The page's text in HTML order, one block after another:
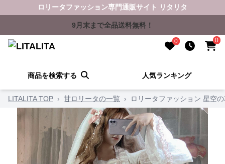
ロリータファッション専門通販サイト リタリタ
9月末まで全品送料無料！
0 0
商品を検索する 人気ランキング
LITALITA TOP › 甘ロリータの一覧 › ロリータファッション 星空